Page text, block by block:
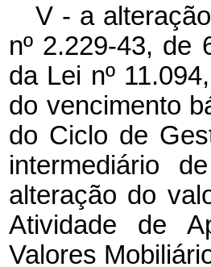
V - a
nº 2.229-43, de
da Lei nº
do vencimento
do Ciclo de
intermediário
alteração do
Atividade de
Valores